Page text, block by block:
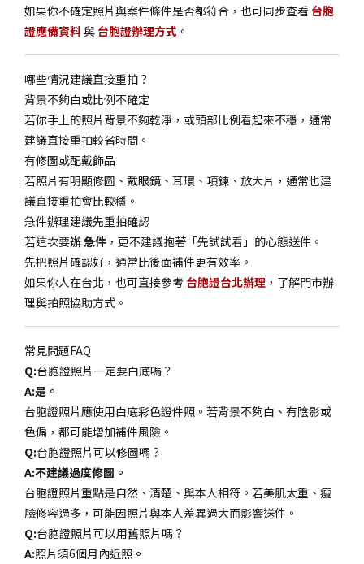
如果你不確定照片與案件條件是否都符合，也可同步查看 台胞
證應備資料與 台胞證辦理方式 。
哪些情況建議直接重拍？
背景不夠白或比例不確定
若你手上的照片背景不夠乾淨，或頭部比例看起來不穩，通常
建議直接重拍較省時間。
有修圖或配戴飾品
若照片有明顯修圖、戴眼鏡、耳環、項鍊、放大片，通常也建
議直接重拍會比較穩。
急件辦理建議先重拍確認
若這次要辦急件 ，更不建議抱著「先試試看」的心態送件。
先把照片確認好，通常比後面補件更有效率。
如果你人在台北，也可直接參考 台胞證台北辦理 ，了解門市辦
理與拍照協助方式。
常見問題FAQ
Q:台胞證照片一定要白底嗎？
A:是。
台胞證照片應使用白底彩色證件照。若背景不夠白、有陰影或
色偏，都可能增加補件風險。
Q:台胞證照片可以修圖嗎？
A:不建議過度修圖。
台胞證照片重點是自然、清楚、與本人相符。若美肌太重、瘦
臉修容過多，可能因照片與本人差異過大而影響送件。
Q:台胞證照片可以用舊照片嗎？
A:照片須6個月內近照 。